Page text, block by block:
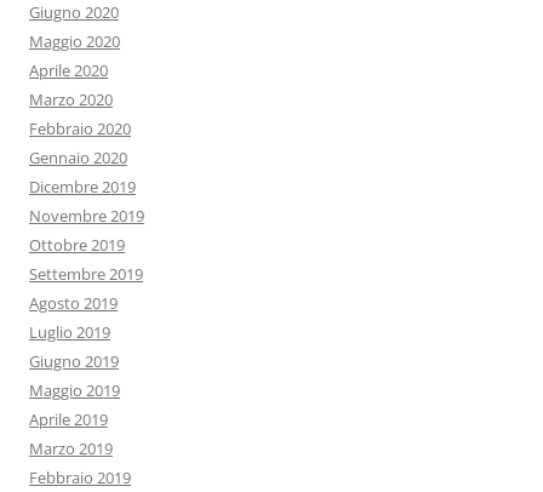
Giugno 2020
Maggio 2020
Aprile 2020
Marzo 2020
Febbraio 2020
Gennaio 2020
Dicembre 2019
Novembre 2019
Ottobre 2019
Settembre 2019
Agosto 2019
Luglio 2019
Giugno 2019
Maggio 2019
Aprile 2019
Marzo 2019
Febbraio 2019